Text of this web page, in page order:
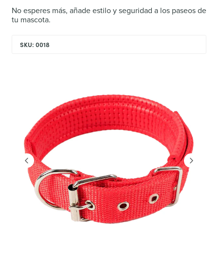
No esperes más, añade estilo y seguridad a los paseos de
tu mascota.
SKU: 0018